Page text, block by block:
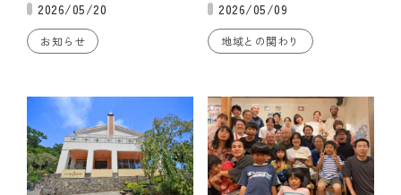
2026/05/20
お知らせ
2026/05/09
地域との関わり